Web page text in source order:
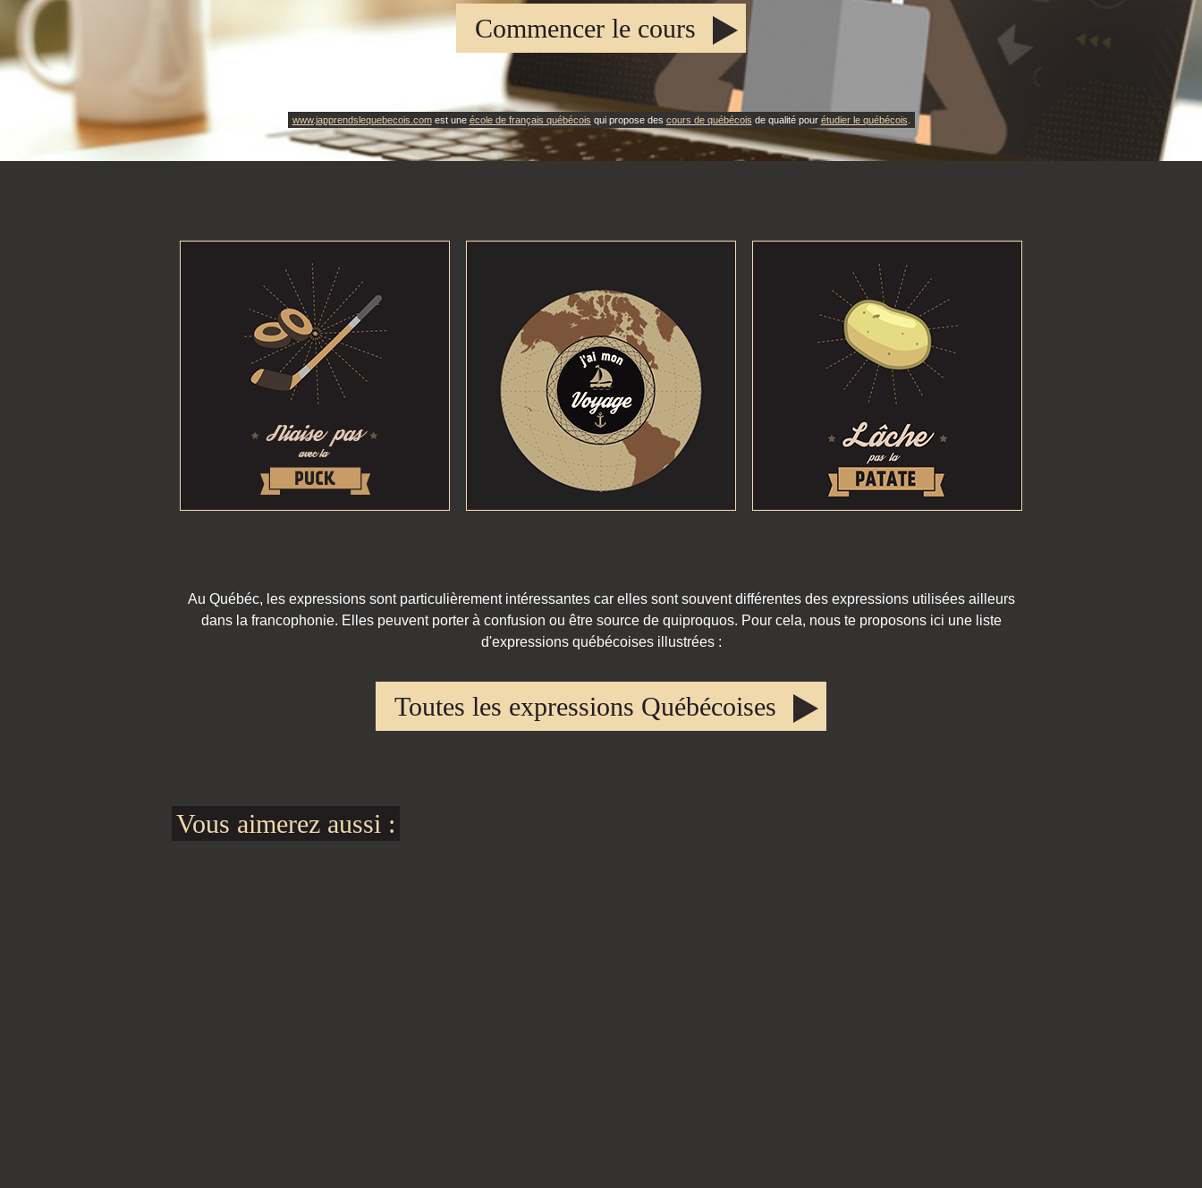
Commencer le cours
www.japprendslequebecois.comest une école de français québécois qui propose des cours de québécois de qualité pour étudier le québécois
Au Québéc, les expressions sont particulièrement intéressantes car elles sont souvent différentes des expressions utilisées ailleurs
dans la francophonie. Elles peuvent porter à confusion ou être source de quiproquos. Pour cela, nous te proposons ici une liste
d'expressions québécoises illustrées :
Toutes les expressions Québécoises
Vous aimerez aussi :